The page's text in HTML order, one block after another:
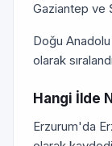
Gaziantep ve
Doğu
olarak
Hangi İlde
Erzurum'da